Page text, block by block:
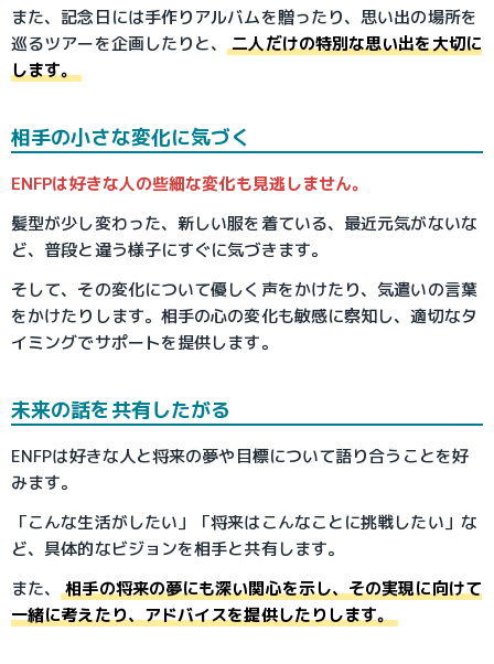
また、記念日には手作りアルバムを贈ったり、思い出の場所を
巡るツアーを企画したりと、二人だけの特別な思い出を大切に
します。
相手の小さな変化に気づく
ENFPは好きな人の些細な変化も見逃しません。
髪型が少し変わった、新しい服を着ている、最近元気がないな
ど、普段と違う様子にすぐに気づきます。
そして、その変化について優しく声をかけたり、気遣いの言葉
をかけたりします。相手の心の変化も敏感に察知し、適切なタ
イミングでサポートを提供します。
未来の話を共有したがる
ENFPは好きな人と将来の夢や目標について語り合うことを好
みます。
「こんな生活がしたい」「将来はこんなことに挑戦したい」な
ど、具体的なビジョンを相手と共有します。
また、相手の将来の夢にも深い関心を示し、その実現に向けて
一緒に考えたり、アドバイスを提供したりします。